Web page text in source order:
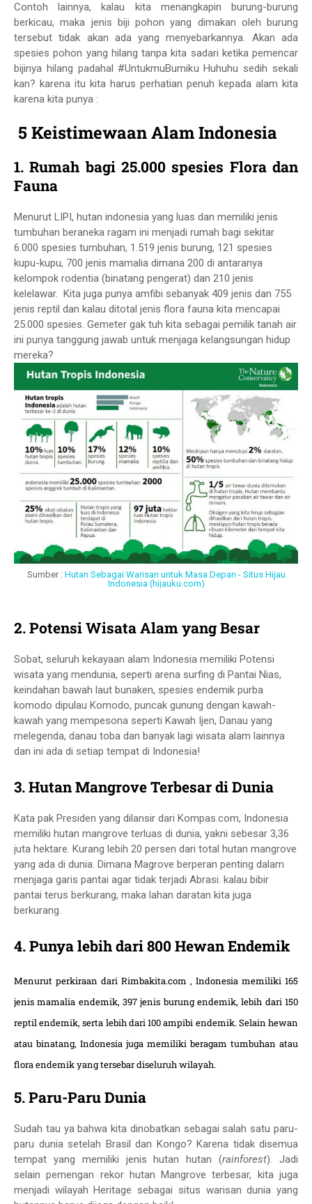
Contoh lainnya, kalau kita menangkapin burung-burung
berkicau, maka jenis biji pohon yang dimakan oleh burung
tersebut tidak akan ada yang menyebarkannya. Akan ada
spesies pohon yang hilang tanpa kita sadari ketika pemencar
bijinya hilang padahal #UntukmuBumiku Huhuhu sedih sekali
kan? karena itu kita harus perhatian penuh kepada alam kita
karena kita punya :
5 Keistimewaan Alam Indonesia
1. Rumah bagi 25.000 spesies Flora dan
Fauna
Menurut LIPI, hutan indonesia yang luas dan memiliki jenis
tumbuhan beraneka ragam ini menjadi rumah bagi sekitar
6.000 spesies tumbuhan, 1.519 jenis burung, 121 spesies
kupu-kupu, 700 jenis mamalia dimana 200 di antaranya
kelompok rodentia (binatang pengerat) dan 210 jenis
kelelawar. Kita juga punya amfibi sebanyak 409 jenis dan 755
jenis reptil dan kalau ditotal jenis flora fauna kita mencapai
25.000 spesies. Gemeter gak tuh kita sebagai pemilik tanah air
ini punya tanggung jawab untuk menjaga kelangsungan hidup
mereka?
Sumber : Hutan Sebagai Warisan untuk Masa Depan - Situs Hijau
Indonesia (hijauku.com)
2. Potensi Wisata Alam yang Besar
Sobat, seluruh kekayaan alam Indonesia memiliki Potensi
wisata yang mendunia, seperti arena surfing di Pantai Nias,
keindahan bawah laut bunaken, spesies endemik purba
komodo dipulau Komodo, puncak gunung dengan kawah-
kawah yang mempesona seperti Kawah Ijen, Danau yang
melegenda, danau toba dan banyak lagi wisata alam lainnya
dan ini ada di setiap tempat di Indonesia!
3. Hutan Mangrove Terbesar di Dunia
Kata pak Presiden yang dilansir dari Kompas.com, Indonesia
memiliki hutan mangrove terluas di dunia, yakni sebesar 3,36
juta hektare. Kurang lebih 20 persen dari total hutan mangrove
yang ada di dunia. Dimana Magrove berperan penting dalam
menjaga garis pantai agar tidak terjadi Abrasi. kalau bibir
pantai terus berkurang, maka lahan daratan kita juga
berkurang.
4. Punya lebih dari 800 Hewan Endemik
Menurut perkiraan dari Rimbakita.com , Indonesia memiliki 165
jenis mamalia endemik, 397 jenis burung endemik, lebih dari 150
reptil endemik, serta lebih dari 100 ampibi endemik. Selain hewan
atau binatang, Indonesia juga memiliki beragam tumbuhan atau
flora endemik yang tersebar diseluruh wilayah.
5. Paru-Paru Dunia
Sudah tau ya bahwa kita dinobatkan sebagai salah satu paru-
paru dunia setelah Brasil dan Kongo? Karena tidak disemua
tempat yang memiliki jenis hutan hutan (rainforest). Jadi
selain pemengan rekor hutan Mangrove terbesar, kita juga
menjadi wilayah Heritage sebagai situs warisan dunia yang